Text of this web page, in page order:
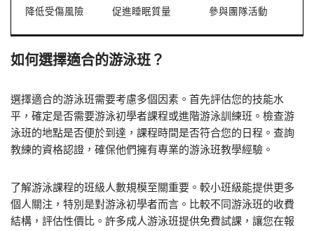
降低受傷風險 促進睡眠質量 參與團隊活動
如何選擇適合的游泳班？
選擇適合的游泳班需要考慮多個因素。首先評估您的技能水
平，確定是否需要游泳初學者課程或進階游泳訓練班。檢查游
泳班的地點是否便於到達，課程時間是否符合您的日程。查詢
教練的資格認證，確保他們擁有專業的游泳班教學經驗。
了解游泳課程的班級人數規模至關重要。較小班級能提供更多
個人關注，特別是對游泳初學者而言。比較不同游泳班的收費
結構，評估性價比。許多成人游泳班提供免費試課，讓您在報